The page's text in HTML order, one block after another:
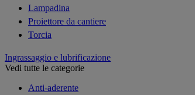
Lampadina
Proiettore da cantiere
Torcia
Ingrassaggio e lubrificazione
Vedi tutte le categorie
Anti-aderente